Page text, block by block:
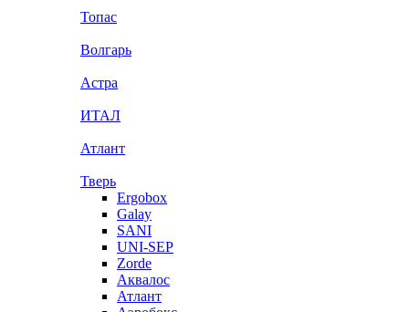
Топас
Волгарь
Астра
ИТАЛ
Атлант
Тверь
Ergobox
Galay
SANI
UNI-SEP
Zorde
Аквалос
Атлант